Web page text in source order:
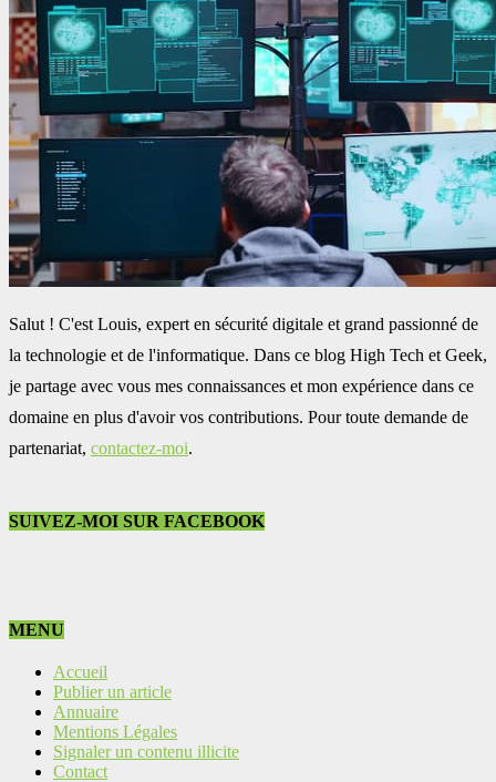
Salut ! C'est Louis, expert en sécurité digitale et grand passionné de
la technologie et de l'informatique. Dans ce blog High Tech et Geek,
je partage avec vous mes connaissances et mon expérience dans ce
domaine en plus d'avoir vos contributions. Pour toute demande de
partenariat, contactez-moi.
SUIVEZ-MOI SUR FACEBOOK
MENU
Accueil
Publier un article
Annuaire
Mentions Légales
Signaler un contenu illicite
Contact